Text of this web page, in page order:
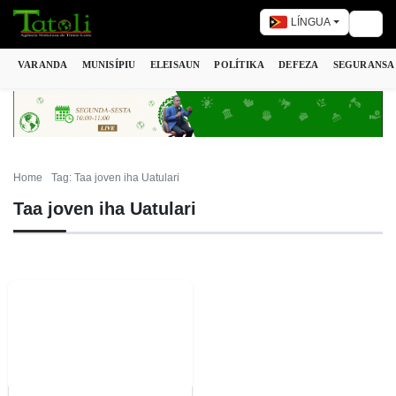
LÍNGUA
VARANDA MUNISÍPIU ELEISAUN POLÍTIKA DEFEZA SEGURANSA
Home Tag: Taa joven iha Uatulari
Taa joven iha Uatulari